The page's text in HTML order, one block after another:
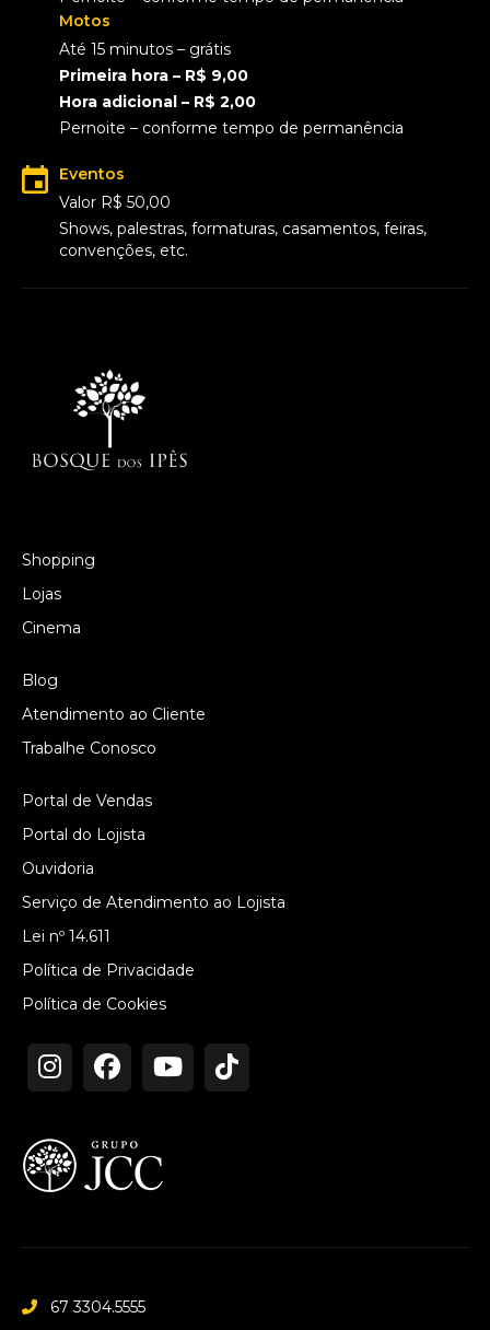
Motos
Até 15 minutos – grátis
Primeira hora – R$ 9,00
Hora adicional – R$ 2,00
Pernoite – conforme tempo de permanência
Eventos
Valor R$ 50,00
Shows, palestras, formaturas, casamentos, feiras,
convenções, etc.
Shopping
Lojas
Cinema
Blog
Atendimento ao Cliente
Trabalhe Conosco
Portal de Vendas
Portal do Lojista
Ouvidoria
Serviço de Atendimento ao Lojista
Lei nº 14.611
Política de Privacidade
Política de Cookies
67 3304.5555